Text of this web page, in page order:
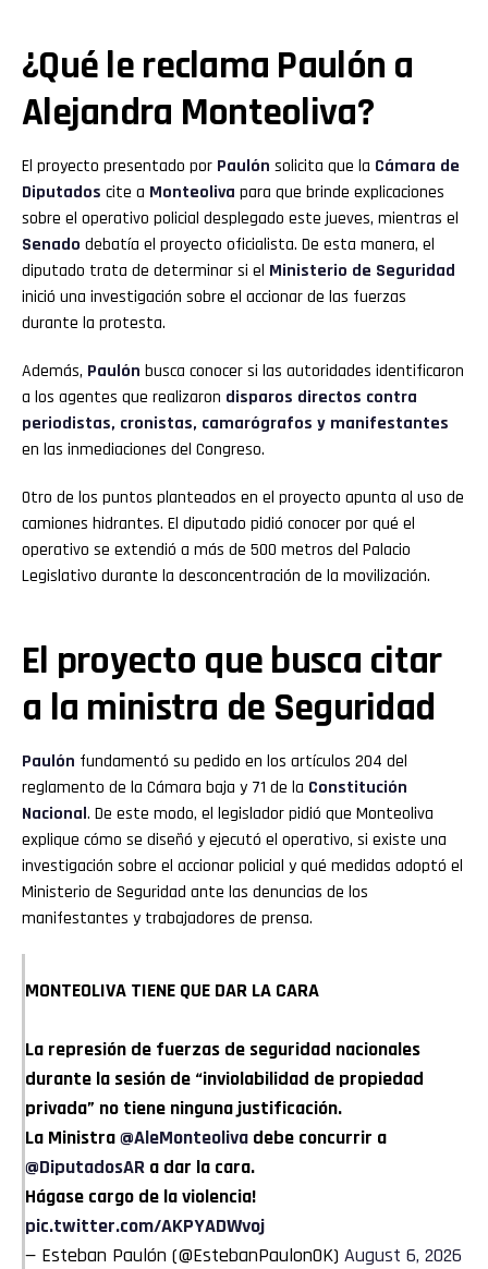
¿Qué le reclama Paulón a
Alejandra Monteoliva?
El proyecto presentado por Paulón solicita que la Cámara de
Diputados cite a Monteoliva para que brinde explicaciones
sobre el operativo policial desplegado este jueves, mientras el
Senado debatía el proyecto oficialista. De esta manera, el
diputado trata de determinar si el Ministerio de Seguridad
inició una investigación sobre el accionar de las fuerzas
durante la protesta.
Además, Paulón busca conocer si las autoridades identificaron
a los agentes que realizaron disparos directos contra
periodistas, cronistas, camarógrafos y manifestantes
en las inmediaciones del Congreso.
Otro de los puntos planteados en el proyecto apunta al uso de
camiones hidrantes. El diputado pidió conocer por qué el
operativo se extendió a más de 500 metros del Palacio
Legislativo durante la desconcentración de la movilización.
El proyecto que busca citar
a la ministra de Seguridad
Paulón fundamentó su pedido en los artículos 204 del
reglamento de la Cámara baja y 71 de la Constitución
Nacional. De este modo, el legislador pidió que Monteoliva
explique cómo se diseñó y ejecutó el operativo, si existe una
investigación sobre el accionar policial y qué medidas adoptó el
Ministerio de Seguridad ante las denuncias de los
manifestantes y trabajadores de prensa.
MONTEOLIVA TIENE QUE DAR LA CARA
La represión de fuerzas de seguridad nacionales
durante la sesión de “inviolabilidad de propiedad
privada” no tiene ninguna justificación.
La Ministra@AleMonteoliva debe concurrir a
@DiputadosAR a dar la cara.
Hágase cargo de la violencia!
pic.twitter.com/AKPYADWvoj
— Esteban Paulón (@EstebanPaulonOK) August 6, 2026